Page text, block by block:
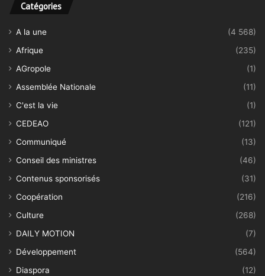
Catégories
A la une
(4 568)
Afrique
(235)
AGropole
(1)
Assemblée Nationale
(11)
C'est la vie
(1)
CEDEAO
(121)
Communiqué
(13)
Conseil des ministres
(46)
Contenus sponsorisés
(31)
Coopération
(216)
Culture
(268)
DAILY MOTION
(7)
Développement
(564)
Diaspora
(12)